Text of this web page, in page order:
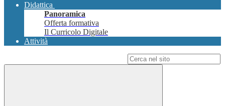
Didattica
Panoramica
Offerta formativa
Il Curricolo Digitale
Attività